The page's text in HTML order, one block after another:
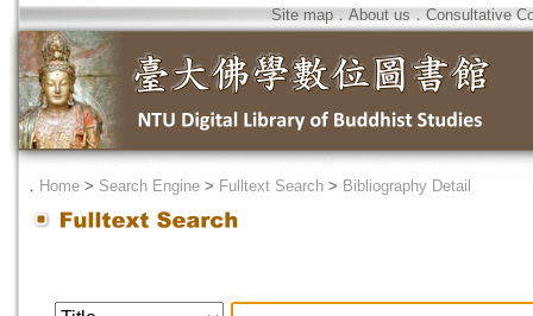
Site map．About us ． Consultative
． Home > Search Engine > Fulltext Search > Bibliography Detail